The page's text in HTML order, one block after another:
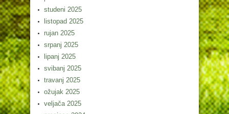
studeni 2025
listopad 2025
rujan 2025
srpanj 2025
lipanj 2025
svibanj 2025
travanj 2025
ožujak 2025
veljača 2025